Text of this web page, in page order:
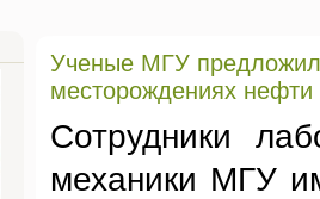
Ученые МГУ
месторождениях нефти
Сотрудники
механики МГУ